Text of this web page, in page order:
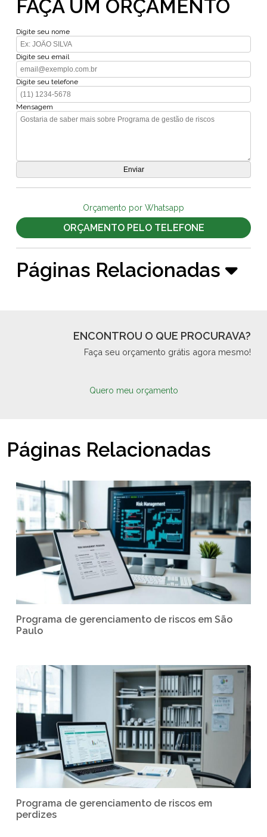
FAÇA UM ORÇAMENTO
Digite seu nome
Digite seu email
Digite seu telefone
Mensagem
Orçamento por Whatsapp
ORÇAMENTO PELO TELEFONE
Páginas Relacionadas
ENCONTROU O QUE PROCURAVA?
Faça seu orçamento grátis agora mesmo!
Quero meu orçamento
Páginas Relacionadas
Programa de gerenciamento de riscos em São
Paulo
Programa de gerenciamento de riscos em
perdizes